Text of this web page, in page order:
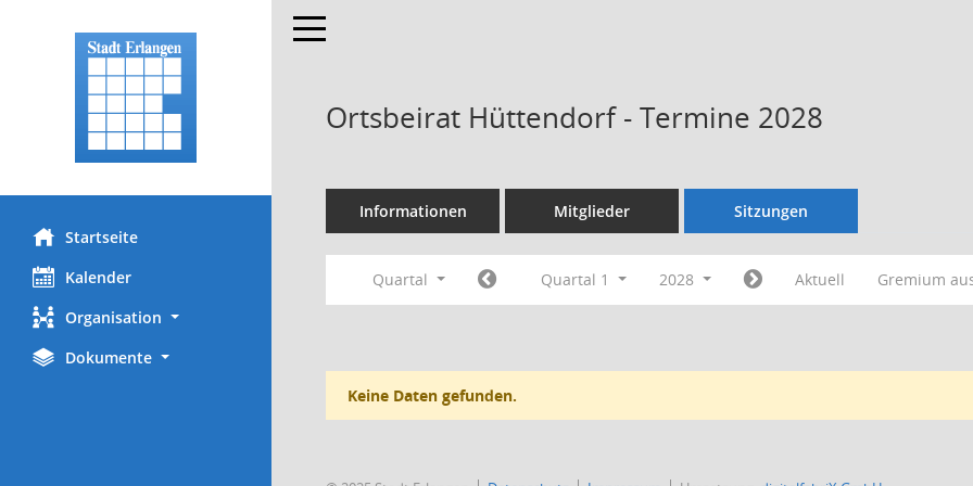
Startseite
Kalender
Organisation
Dokumente
Toggle navigation
Ortsbeirat Hüttendorf - Termine 2028
Informationen Mitglieder Sitzungen
Quartal Quartal 1 2028 Aktuell Gremium
Keine Daten gefunden.